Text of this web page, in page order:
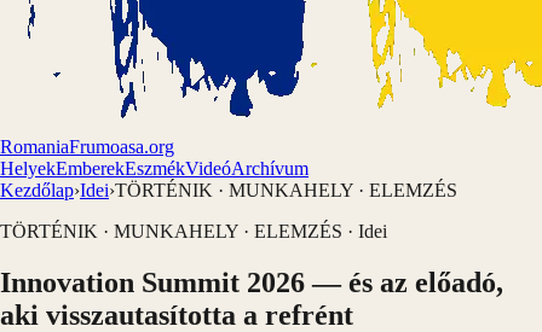
RomaniaFrumoasa.org
HelyekEmberekEszmékVideóArchívum
Kezdőlap›Idei›TÖRTÉNIK · MUNKAHELY · ELEMZÉS
TÖRTÉNIK · MUNKAHELY · ELEMZÉS · Idei
Innovation Summit 2026 — és az előadó,
aki visszautasította a refrént